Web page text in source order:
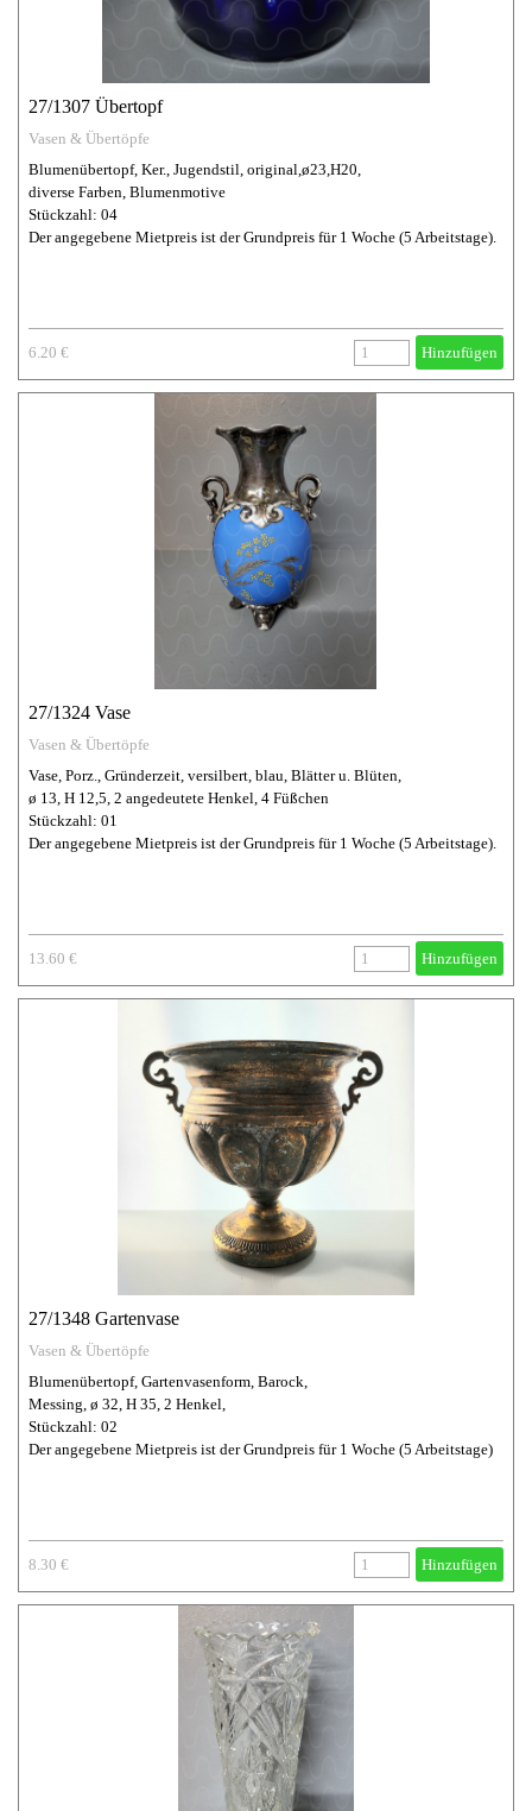
27/1307 Übertopf
Vasen & Übertöpfe
Blumenübertopf, Ker., Jugendstil, original,ø23,H20,
diverse Farben, Blumenmotive
Stückzahl: 04
Der angegebene Mietpreis ist der Grundpreis für 1 Woche (5 Arbeitstage).
6.20 € Hinzufügen
27/1324 Vase
Vasen & Übertöpfe
Vase, Porz., Gründerzeit, versilbert, blau, Blätter u. Blüten,
ø 13, H 12,5, 2 angedeutete Henkel, 4 Füßchen
Stückzahl: 01
Der angegebene Mietpreis ist der Grundpreis für 1 Woche (5 Arbeitstage).
13.60 € Hinzufügen
27/1348 Gartenvase
Vasen & Übertöpfe
Blumenübertopf, Gartenvasenform, Barock,
Messing, ø 32, H 35, 2 Henkel,
Stückzahl: 02
Der angegebene Mietpreis ist der Grundpreis für 1 Woche (5 Arbeitstage)
8.30 € Hinzufügen